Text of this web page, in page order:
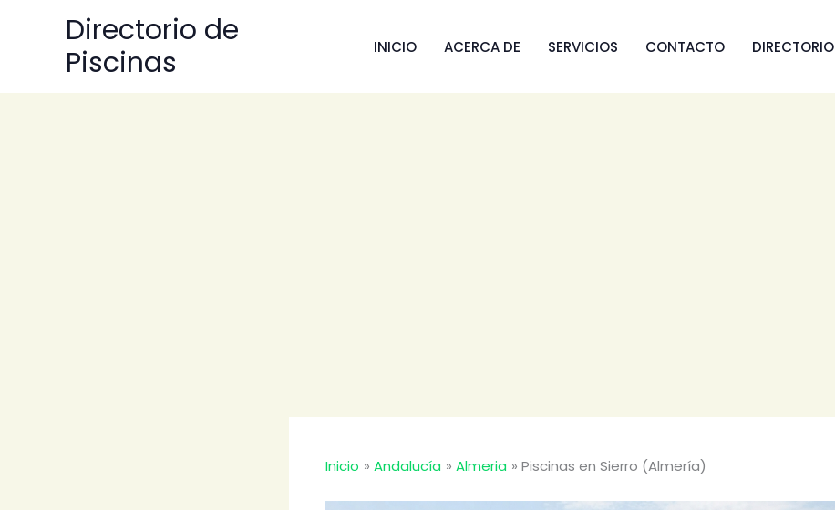
Directorio de
Piscinas
INICIO ACERCA DE SERVICIOS CONTACTO DIRECTORIO
Inicio Andalucía Almeria Piscinas en Sierro (Almería)